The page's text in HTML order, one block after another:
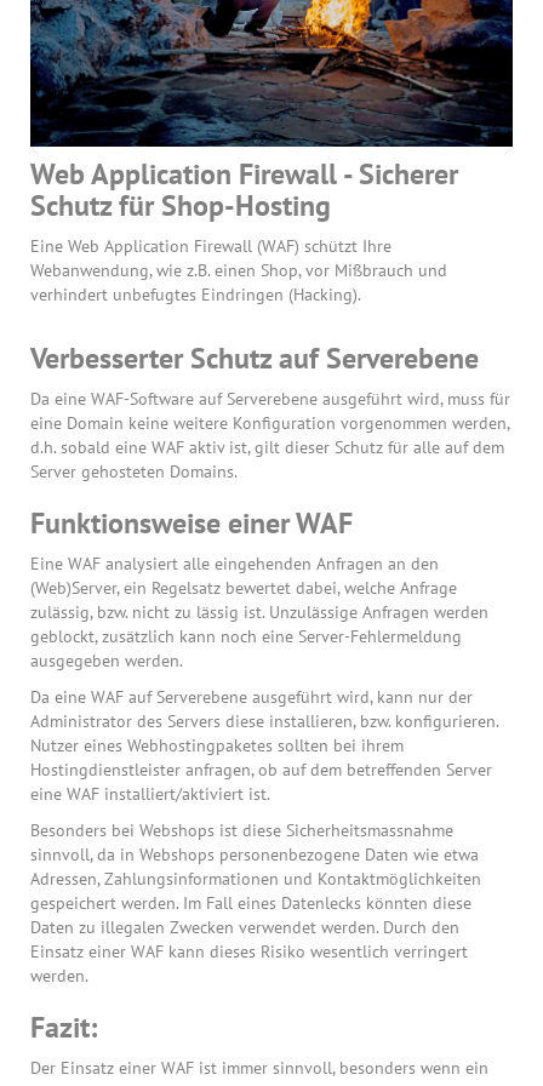
Web Application Firewall - Sicherer
Schutz für Shop-Hosting
Eine Web Application Firewall (WAF) schützt Ihre
Webanwendung, wie z.B. einen Shop, vor Mißbrauch und
verhindert unbefugtes Eindringen (Hacking).
Verbesserter Schutz auf Serverebene
Da eine WAF-Software auf Serverebene ausgeführt wird, muss für
eine Domain keine weitere Konfiguration vorgenommen werden,
d.h. sobald eine WAF aktiv ist, gilt dieser Schutz für alle auf dem
Server gehosteten Domains.
Funktionsweise einer WAF
Eine WAF analysiert alle eingehenden Anfragen an den
(Web)Server, ein Regelsatz bewertet dabei, welche Anfrage
zulässig, bzw. nicht zu lässig ist. Unzulässige Anfragen werden
geblockt, zusätzlich kann noch eine Server-Fehlermeldung
ausgegeben werden.
Da eine WAF auf Serverebene ausgeführt wird, kann nur der
Administrator des Servers diese installieren, bzw. konfigurieren.
Nutzer eines Webhostingpaketes sollten bei ihrem
Hostingdienstleister anfragen, ob auf dem betreffenden Server
eine WAF installiert/aktiviert ist.
Besonders bei Webshops ist diese Sicherheitsmassnahme
sinnvoll, da in Webshops personenbezogene Daten wie etwa
Adressen, Zahlungsinformationen und Kontaktmöglichkeiten
gespeichert werden. Im Fall eines Datenlecks könnten diese
Daten zu illegalen Zwecken verwendet werden. Durch den
Einsatz einer WAF kann dieses Risiko wesentlich verringert
werden.
Fazit:
Der Einsatz einer WAF ist immer sinnvoll, besonders wenn ein